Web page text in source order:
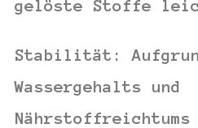
gelöste Stoffe
Stabilität:
Wassergehalts und
Nährstoffreichtums